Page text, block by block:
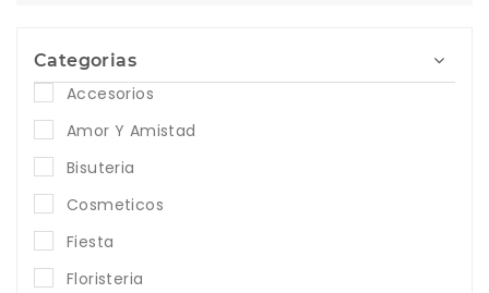
Categorias
Accesorios
Amor Y Amistad
Bisuteria
Cosmeticos
Fiesta
Floristeria